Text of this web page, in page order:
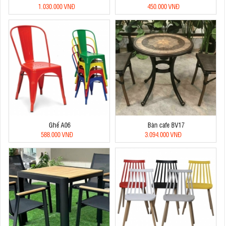
1.030.000 VNĐ
450.000 VNĐ
Ghế A06
588.000 VNĐ
Bàn cafe BV17
3.094.000 VNĐ